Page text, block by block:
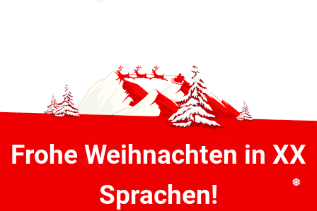
Frohe Weihnachten in XX
Sprachen!